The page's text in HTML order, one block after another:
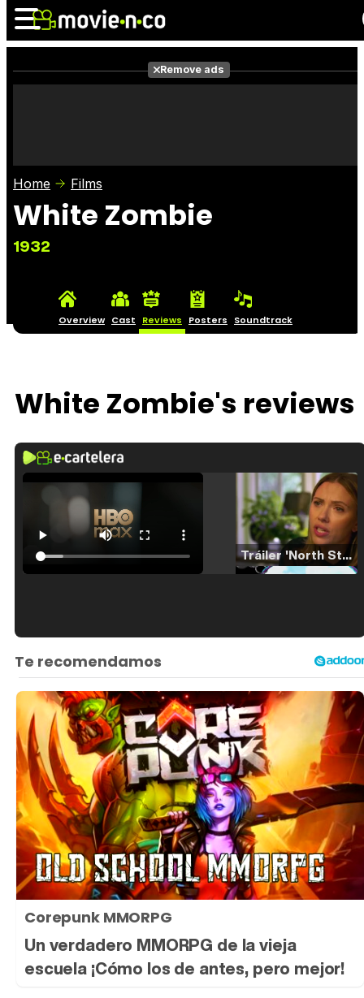
Photos
Remove ads
Home Films
White Zombie
1932
Overview Cast Reviews Posters Soundtrack
White Zombie's reviews
Tráiler 'North Star' (2023)
Tráiler 'Vida perra' (2026)
Tráiler Oficial en VOSE 'The Audacity'
Corepunk MMORPG
Un verdadero MMORPG de la vieja
escuela ¡Cómo los de antes, pero mejor!